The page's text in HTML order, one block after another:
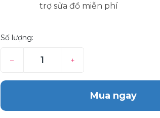
trợ sửa đồ miễn phí
Số lượng:
– +
Mua ngay